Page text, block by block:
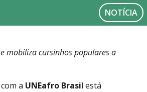
NOTÍCIA
mobiliza cursinhos populares a
a UNEafro Brasil está